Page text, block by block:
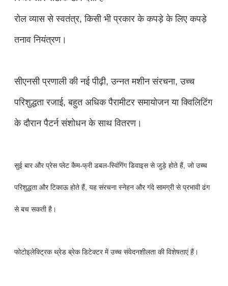
रोल व्यास से स्वतंत्र, किसी भी प्रकार के कपड़े के लिए कपड़े
तनाव नियंत्रण।
सीएनसी प्रणाली की नई पीढ़ी, उन्नत मशीन संरचना, उच्च
परिशुद्धता रजाई, बहुत अधिक पैरामीटर समायोजन या क्विलिटिंग
के दौरान पैटर्न संशोधन के साथ वितरण।
सुई बार और प्रेस प्लेट कैम-फ्री डबल-स्विंगिंग डिवाइस से जुड़े होते हैं, जो उच्च
परिशुद्धता और टिकाऊ होते हैं, यह संरचना स्नेहन और गंदे सामग्री से प्रभावी ढंग
से बच सकती है।
फोटोइलेक्ट्रिक थ्रेड ब्रेक डिटेक्टर में उच्च संवेदनशीलता की विशेषताएं हैं।